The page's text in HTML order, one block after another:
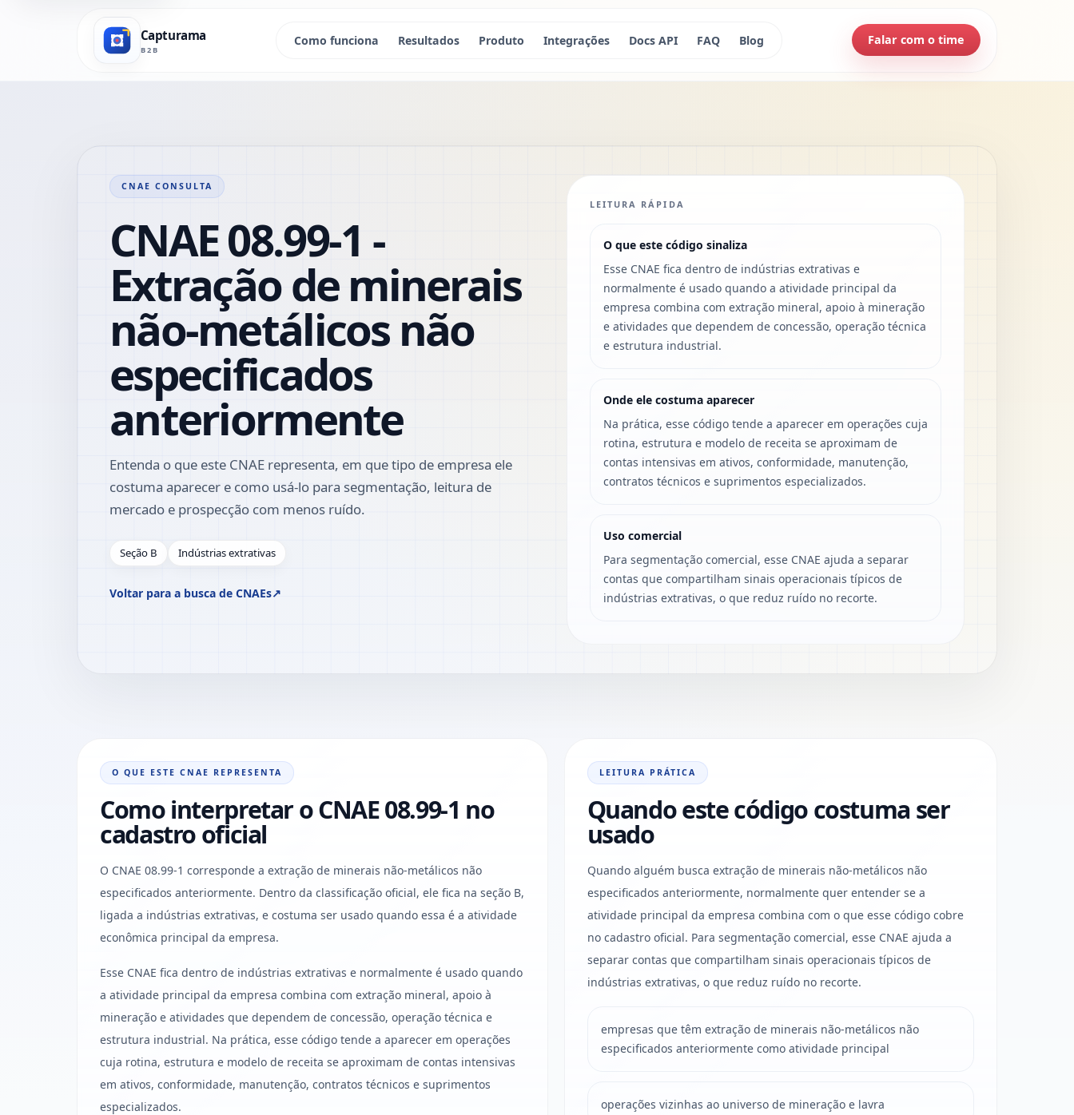
Capturama
B2B
Como funciona Resultados Produto Integrações Docs API FAQ Blog Falar com o time
CNAE CONSULTA
CNAE 08.99-1 -
Extração de minerais
não-metálicos não
especificados
anteriormente
Entenda o que este CNAE representa, em que tipo de empresa ele
costuma aparecer e como usá-lo para segmentação, leitura de
mercado e prospecção com menos ruído.
Seção B Indústrias extrativas
Voltar para a busca de CNAEs↗
LEITURA RÁPIDA
O que este código sinaliza
Esse CNAE fica dentro de indústrias extrativas e
normalmente é usado quando a atividade principal da
empresa combina com extração mineral, apoio à mineração
e atividades que dependem de concessão, operação técnica
e estrutura industrial.
Onde ele costuma aparecer
Na prática, esse código tende a aparecer em operações cuja
rotina, estrutura e modelo de receita se aproximam de
contas intensivas em ativos, conformidade, manutenção,
contratos técnicos e suprimentos especializados.
Uso comercial
Para segmentação comercial, esse CNAE ajuda a separar
contas que compartilham sinais operacionais típicos de
indústrias extrativas, o que reduz ruído no recorte.
O QUE ESTE CNAE REPRESENTA
Como interpretar o CNAE 08.99-1 no
cadastro oficial
O CNAE 08.99-1 corresponde a extração de minerais não-metálicos não
especificados anteriormente. Dentro da classificação oficial, ele fica na seção B,
ligada a indústrias extrativas, e costuma ser usado quando essa é a atividade
econômica principal da empresa.
Esse CNAE fica dentro de indústrias extrativas e normalmente é usado quando
a atividade principal da empresa combina com extração mineral, apoio à
mineração e atividades que dependem de concessão, operação técnica e
estrutura industrial. Na prática, esse código tende a aparecer em operações
cuja rotina, estrutura e modelo de receita se aproximam de contas intensivas
em ativos, conformidade, manutenção, contratos técnicos e suprimentos
especializados.
LEITURA PRÁTICA
Quando este código costuma ser
usado
Quando alguém busca extração de minerais não-metálicos não
especificados anteriormente, normalmente quer entender se a
atividade principal da empresa combina com o que esse código cobre
no cadastro oficial. Para segmentação comercial, esse CNAE ajuda a
separar contas que compartilham sinais operacionais típicos de
indústrias extrativas, o que reduz ruído no recorte.
empresas que têm extração de minerais não-metálicos não
especificados anteriormente como atividade principal
operações vizinhas ao universo de mineração e lavra